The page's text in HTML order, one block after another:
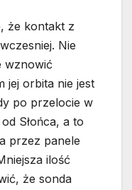
że kontakt z
Nie
wznowić
jej orbita nie jest
po przelocie w
Słońca, a to
przez panele
ilość
że sonda